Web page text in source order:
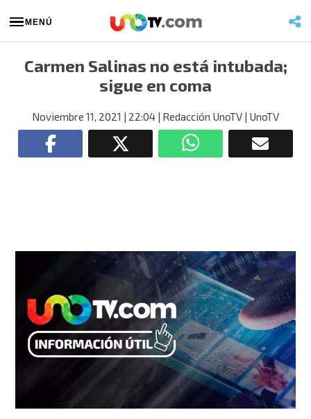
MENÚ
Carmen Salinas no está intubada;
sigue en coma
Noviembre 11, 2021 | 22:04 | Redacción UnoTV | UnoTV